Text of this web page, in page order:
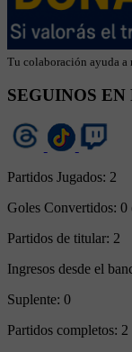
Tu colaboración ayuda a
SEGUINOS
Partidos Jugados: 2
Goles Convertidos: 0
Partidos de titular: 2
Ingresos desde el
Suplente: 0
Partidos completos: 2